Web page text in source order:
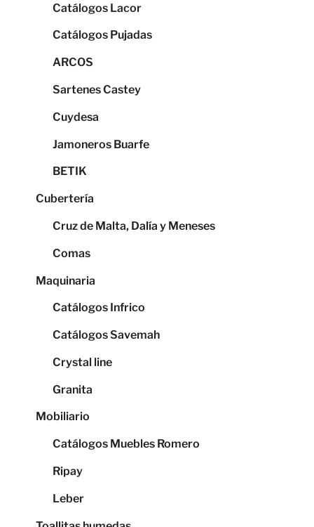
Catálogos Lacor
Catálogos Pujadas
ARCOS
Sartenes Castey
Cuydesa
Jamoneros Buarfe
BETIK
Cubertería
Cruz de Malta, Dalía y Meneses
Comas
Maquinaria
Catálogos Infrico
Catálogos Savemah
Crystal line
Granita
Mobiliario
Catálogos Muebles Romero
Ripay
Leber